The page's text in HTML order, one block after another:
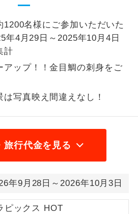
名様にご参加いただいた
4月29日～2025年10月4日
計
アップ！！金目鯛の刺身をご
写真映え間違えなし！
旅行代金を見る
年9月28日～2026年10月3日
ピックス HOT
じっくり聞くことができます。
様から出発可能な個人型プランで
。
ひとり様限定でご参加いただけるコー
です。
ースです。
夫婦限定でご参加いただけるコースで